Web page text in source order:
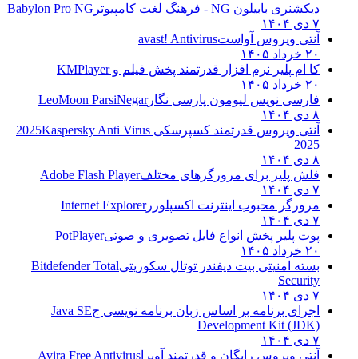
دیکشنری بابیلون NG - فرهنگ لغت کامپیوتر
Babylon Pro NG
۷ دی ۱۴۰۴
آنتی ویروس آواستavast! Antivirus
۲۰ خرداد ۱۴۰۵
کا ام پلیر نرم افزار قدرتمند پخش فیلم وKMPlayer
۲۰ خرداد ۱۴۰۵
فارسی نویس لیومون پارسی نگارLeoMoon ParsiNegar
۸ دی ۱۴۰۴
آنتی ویروس قدرتمند کسپرسکی 2025 Kaspersky Anti Virus
2025
۸ دی ۱۴۰۴
فلش پلیر برای مرورگرهای مختلفAdobe Flash Player
۷ دی ۱۴۰۴
مرورگر محبوب اینترنت اکسپلوررInternet Explorer
۷ دی ۱۴۰۴
پوت پلیر پخش انواع فایل تصویری و صوتیPotPlayer
۲۰ خرداد ۱۴۰۵
بسته امنیتی بیت دیفندر توتال سکوریتیBitdefender Total
Security
۷ دی ۱۴۰۴
اجرای برنامه بر اساس زبان برنامه نویسی جJava SE
Development Kit (JDK)
۷ دی ۱۴۰۴
آنتی ویروس رایگان و قدرتمند آویرا Avira Free Antivirus